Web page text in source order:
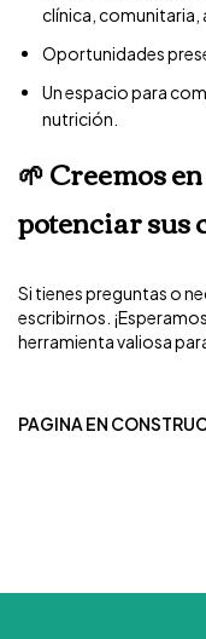
clínica, comunitaria,
Oportunidades
Un espacio para
nutrición.
🌱 Creemos
potenciar sus
Si tienes preguntas o
escribirnos.
herramienta valiosa
PAGINA EN